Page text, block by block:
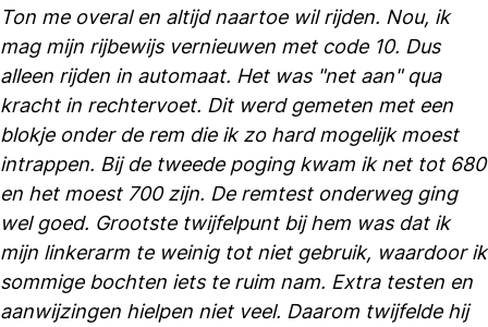
Ton me overal en altijd naartoe wil rijden. Nou, ik
mag mijn rijbewijs vernieuwen met code 10. Dus
alleen rijden in automaat. Het was "net aan" qua
kracht in rechtervoet. Dit werd gemeten met een
blokje onder de rem die ik zo hard mogelijk moest
intrappen. Bij de tweede poging kwam ik net tot 680
en het moest 700 zijn. De remtest onderweg ging
wel goed. Grootste twijfelpunt bij hem was dat ik
mijn linkerarm te weinig tot niet gebruik, waardoor ik
sommige bochten iets te ruim nam. Extra testen en
aanwijzingen hielpen niet veel. Daarom twijfelde hij